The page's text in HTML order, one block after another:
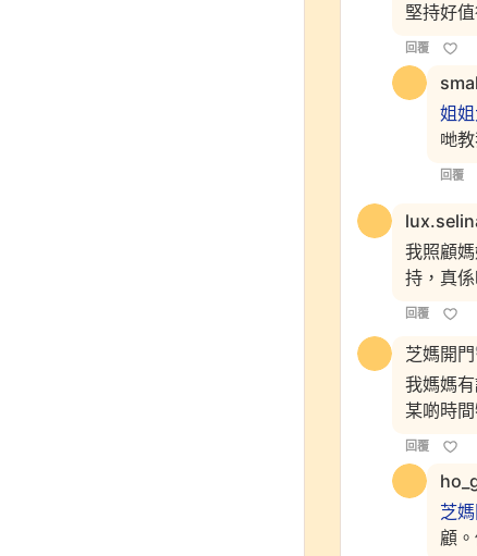
堅持好
回覆
姐
哋
回覆
我照顧
持，真
回覆
芝媽開門
我媽媽
某啲時
回覆
芝
顧